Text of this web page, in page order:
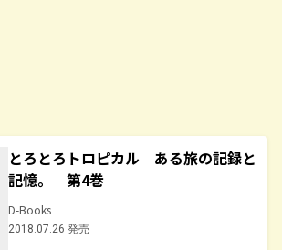
とろとろトロピカル ある旅の記録と
記憶。 第4巻
D-Books
2018.07.26 発売